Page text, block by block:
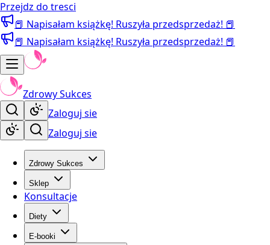
Przejdz do tresci
📕 Napisałam książkę! Ruszyła przedsprzedaż! 📕
📕 Napisałam książkę! Ruszyła przedsprzedaż! 📕
Zdrowy Sukces
Zaloguj sie
Zaloguj sie
Zdrowy Sukces
Sklep
Konsultacje
Diety
E-booki